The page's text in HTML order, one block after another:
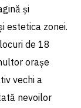
și
estetica zonei.
de 18
orașe
vechi a
nevoilor